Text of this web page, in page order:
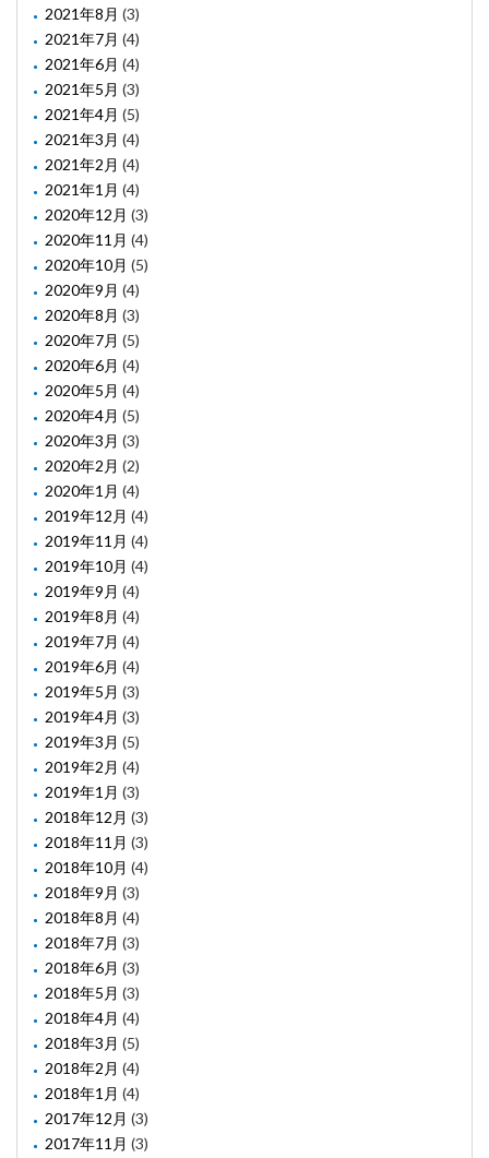
2021年8月 (3)
2021年7月 (4)
2021年6月 (4)
2021年5月 (3)
2021年4月 (5)
2021年3月 (4)
2021年2月 (4)
2021年1月 (4)
2020年12月 (3)
2020年11月 (4)
2020年10月 (5)
2020年9月 (4)
2020年8月 (3)
2020年7月 (5)
2020年6月 (4)
2020年5月 (4)
2020年4月 (5)
2020年3月 (3)
2020年2月 (2)
2020年1月 (4)
2019年12月 (4)
2019年11月 (4)
2019年10月 (4)
2019年9月 (4)
2019年8月 (4)
2019年7月 (4)
2019年6月 (4)
2019年5月 (3)
2019年4月 (3)
2019年3月 (5)
2019年2月 (4)
2019年1月 (3)
2018年12月 (3)
2018年11月 (3)
2018年10月 (4)
2018年9月 (3)
2018年8月 (4)
2018年7月 (3)
2018年6月 (3)
2018年5月 (3)
2018年4月 (4)
2018年3月 (5)
2018年2月 (4)
2018年1月 (4)
2017年12月 (3)
2017年11月 (3)